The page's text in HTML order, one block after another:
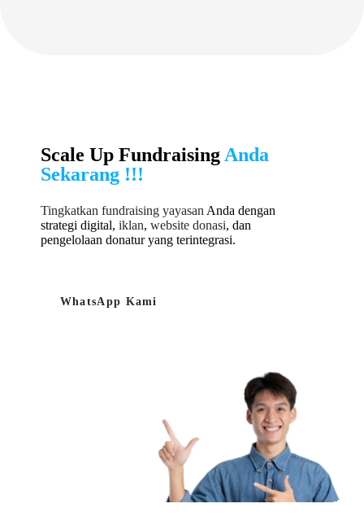
Scale Up Fundraising Anda
Sekarang !!!
Tingkatkan fundraising yayasan Anda dengan
strategi digital, iklan, website donasi, dan
pengelolaan donatur yang terintegrasi.
WhatsApp Kami